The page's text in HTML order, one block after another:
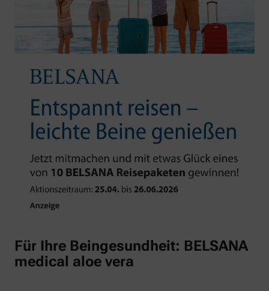
Für Ihre Beingesundheit: BELSANA
medical aloe vera